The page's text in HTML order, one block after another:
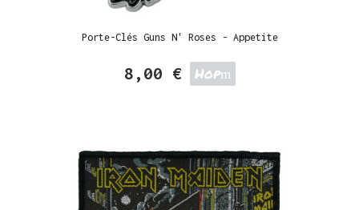
Porte-Clés Guns N' Roses - Appetite
8,00 € Hop